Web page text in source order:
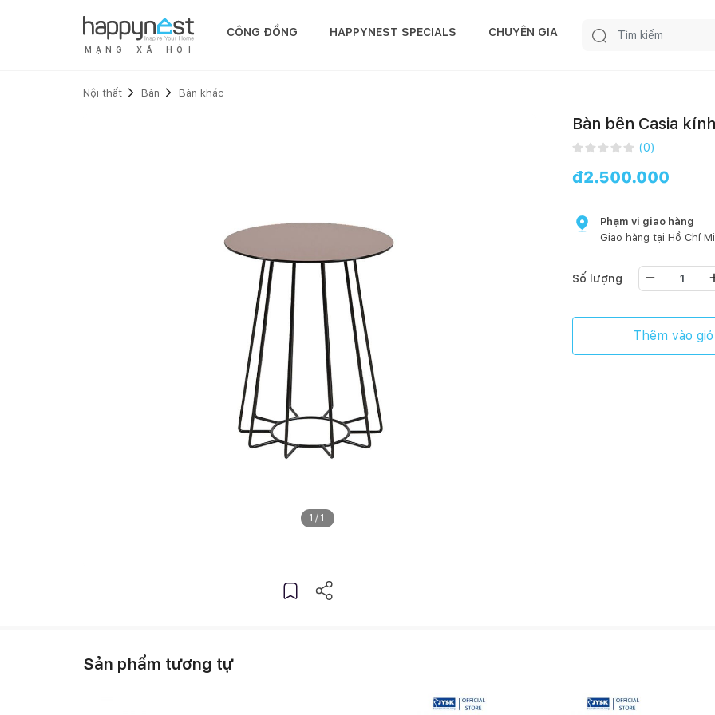
M Ạ N G X Ã H Ộ I
CỘNG ĐỒNG HAPPYNEST SPECIALS CHUYÊN GIA
Nội thất Bàn Bàn khác
1 / 1
Bàn bên Casia
(0)
đ2.500.000
Phạm vi giao hàng
Giao hàng tại Hồ Chí
Số lượng
Thêm vào giỏ
Sản phẩm tương tự